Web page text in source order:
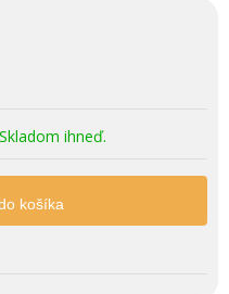
ihneď.
košíka